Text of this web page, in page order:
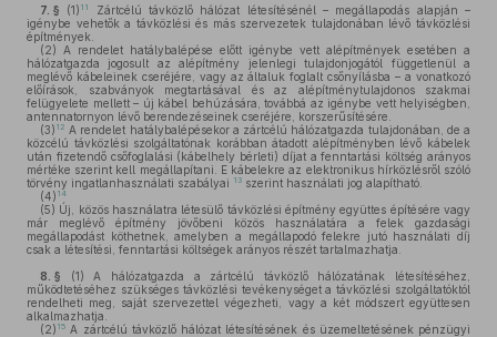
7. § (1) 11
Zártcélú távközlő hálózat létesítésénél – megállapodás alapján –
igénybe vehetők a távközlési és más szervezetek tulajdonában lévő távközlési
építmények.
(2) A rendelet hatálybalépése előtt igénybe vett alépítmények esetében a
hálózatgazda jogosult az alépítmény jelenlegi tulajdonjogától függetlenül a
meglévő kábeleinek cseréjére, vagy az általuk foglalt csőnyílásba – a vonatkozó
előírások, szabványok megtartásával és az alépítménytulajdonos szakmai
felügyelete mellett – új kábel behúzására, továbbá az igénybe vett helyiségben,
antennatornyon lévő berendezéseinek cseréjére, korszerűsítésére.
(3) 12 A rendelet hatálybalépésekor a zártcélú hálózatgazda tulajdonában, de a
közcélú távközlési szolgáltatónak korábban átadott alépítményben lévő kábelek
után fizetendő csőfoglalási (kábelhely bérleti) díjat a fenntartási költség arányos
mértéke szerint kell megállapítani. E kábelekre az elektronikus hírközlésről szóló
törvény ingatlanhasználati szabályai 13 szerint használati jog alapítható.
(4) 14
(5) Új, közös használatra létesülő távközlési építmény együttes építésére vagy
már meglévő építmény jövőbeni közös használatára a felek gazdasági
megállapodást köthetnek, amelyben a megállapodó felekre jutó használati díj
csak a létesítési, fenntartási költségek arányos részét tartalmazhatja.
8. § (1) A hálózatgazda a zártcélú távközlő hálózatának létesítéséhez,
működtetéséhez szükséges távközlési tevékenységet a távközlési szolgáltatóktól
rendelheti meg, saját szervezettel végezheti, vagy a két módszert együttesen
alkalmazhatja.
(2) 15 A zártcélú távközlő hálózat létesítésének és üzemeltetésének pénzügyi